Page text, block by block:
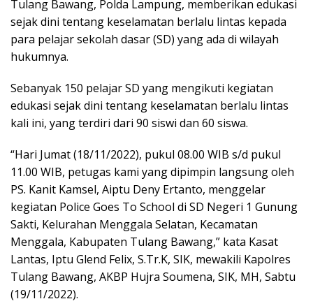
Tulang Bawang, Polda Lampung, memberikan edukasi
sejak dini tentang keselamatan berlalu lintas kepada
para pelajar sekolah dasar (SD) yang ada di wilayah
hukumnya.
Sebanyak 150 pelajar SD yang mengikuti kegiatan
edukasi sejak dini tentang keselamatan berlalu lintas
kali ini, yang terdiri dari 90 siswi dan 60 siswa.
“Hari Jumat (18/11/2022), pukul 08.00 WIB s/d pukul
11.00 WIB, petugas kami yang dipimpin langsung oleh
PS. Kanit Kamsel, Aiptu Deny Ertanto, menggelar
kegiatan Police Goes To School di SD Negeri 1 Gunung
Sakti, Kelurahan Menggala Selatan, Kecamatan
Menggala, Kabupaten Tulang Bawang,” kata Kasat
Lantas, Iptu Glend Felix, S.Tr.K, SIK, mewakili Kapolres
Tulang Bawang, AKBP Hujra Soumena, SIK, MH, Sabtu
(19/11/2022).